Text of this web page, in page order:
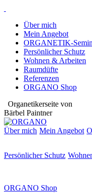
Über mich
Mein Angebot
ORGANETIK-
Persönlicher Schutz
Wohnen & Arbeiten
Raumdüfte
Referenzen
ORGANO Shop
Organetikerseite von
Bärbel Paintner
Über mich Mein Angebot
Persönlicher Schutz
ORGANO Shop